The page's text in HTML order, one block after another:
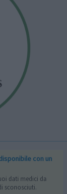
con un
dati medici da
sconosciuti.